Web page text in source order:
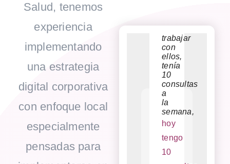
Salud, tenemos
experiencia
implementando
una estrategia
digital corporativa
con enfoque local
especialmente
pensadas para
trabajar
con
ellos,
tenía
10
consultas
a
la
semana,
hoy
tengo
10
número
de
pacientes
y
cirugías
han
aumentado
desde
que
muy
claro
y
desglosados
los
reportes
de
cada
mes,
seguimiento
cada
mensaje
o
dos
meses
he
visto
127
pacientes
de
primera
vez